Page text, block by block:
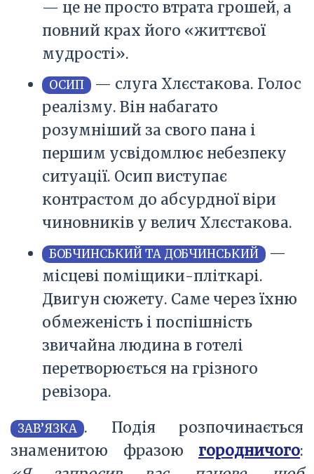
— це не просто втрата грошей, а
повний крах його «життєвої
мудрості».
ОСИП
— слуга Хлєстакова. Голос
реалізму. Він набагато
розумніший за свого пана і
першим усвідомлює небезпеку
ситуації. Осип виступає
контрастом до абсурдної віри
чиновників у велич Хлєстакова.
БОБЧИНСЬКИЙ ТА ДОБЧИНСЬКИЙ
—
місцеві поміщики-пліткарі.
Двигун сюжету. Саме через їхню
обмеженість і поспішність
звичайна людина в готелі
перетворюється на грізного
ревізора.
ЗАВ’ЯЗКА . Подія розпочинається
знаменитою фразою городничого: